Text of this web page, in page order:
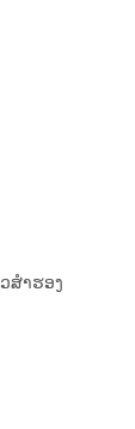
ສຳຮອງ